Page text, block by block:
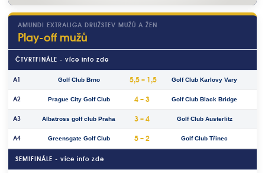
AMUNDI EXTRALIGA DRUŽSTEV MUŽŮ A ŽEN
Play-off mužů
ČTVRTFINÁLE - více info zde
A1 Golf Club Brno 5,5 – 1,5 Golf Club Karlovy Vary
A2 Prague City Golf Club 4 – 3 Golf Club Black Bridge
A3 Albatross golf club Praha 3 – 4 Golf Club Austerlitz
A4 Greensgate Golf Club 5 – 2 Golf Club Třinec
SEMIFINÁLE - více info zde